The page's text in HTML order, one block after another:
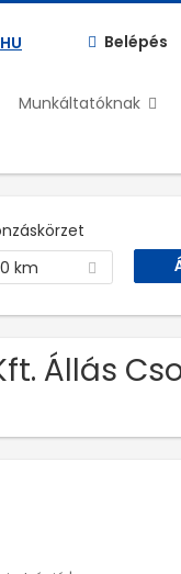
HU Belépés
Munkáltatóknak
km
Állás